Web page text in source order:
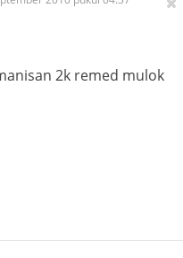
2k remed mulok